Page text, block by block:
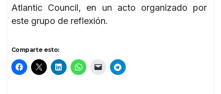
Atlantic Council, en un acto organizado por
este grupo de reflexión.
Comparte esto: